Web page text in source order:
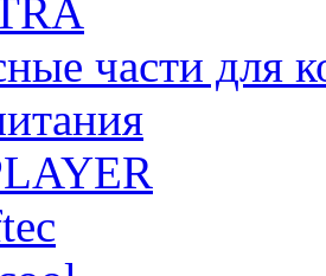
части для